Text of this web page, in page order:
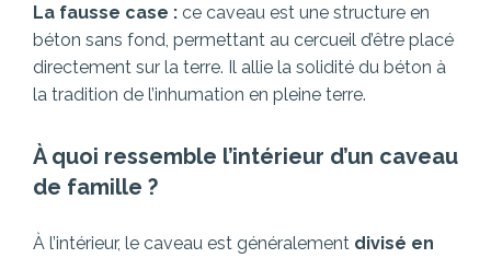
La fausse case : ce caveau est une structure en
béton sans fond, permettant au cercueil d’être placé
directement sur la terre. Il allie la solidité du béton à
la tradition de l’inhumation en pleine terre.
À quoi ressemble l’intérieur d’un caveau
de famille ?
À l’intérieur, le caveau est généralement divisé en